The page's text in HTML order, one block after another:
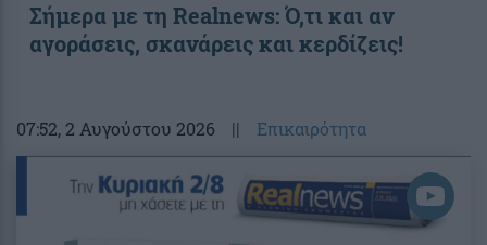
Σήμερα με τη Realnews: Ό,τι και αν
αγοράσεις, σκανάρεις και κερδίζεις!
07:52, 2 Αυγούστου 2026 || Επικαιρότητα